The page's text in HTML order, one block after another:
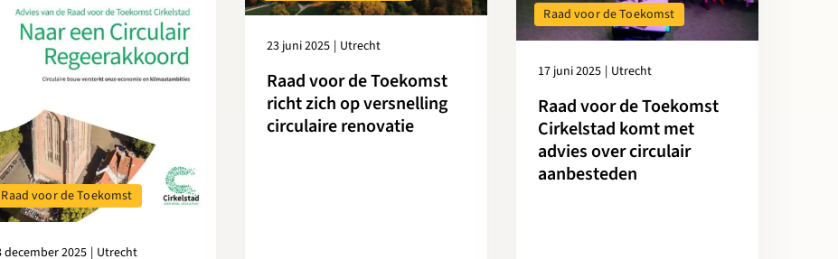
december 2025 | Utrecht
Raad voor de Toekomst
23 juni 2025 | Utrecht
Raad voor de Toekomst
richt zich op versnelling
circulaire renovatie
17 juni 2025 | Utrecht
Raad voor de Toekomst
Cirkelstad komt met
advies over circulair
aanbesteden
Raad voor de Toekomst